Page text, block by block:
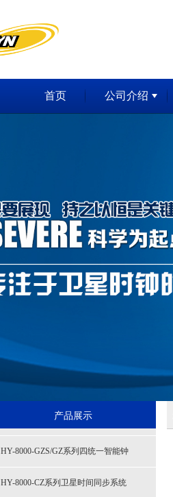
首页 公司介绍
产品展示
HY-8000-GZS/GZ系列四统一智能钟
HY-8000-CZ系列卫星时间同步系统